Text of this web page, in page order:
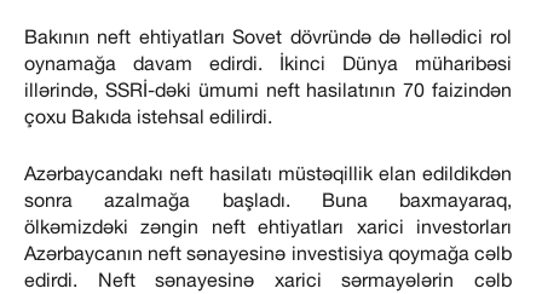
Bakının neft ehtiyatları Sovet dövründə də həllədici rol
oynamağa davam edirdi. İkinci Dünya müharibəsi
illərində, SSRİ-dəki ümumi neft hasilatının 70 faizindən
çoxu Bakıda istehsal edilirdi.
Azərbaycandakı neft hasilatı müstəqillik elan edildikdən
sonra azalmağa başladı. Buna baxmayaraq,
ölkəmizdəki zəngin neft ehtiyatları xarici investorları
Azərbaycanın neft sənayesinə investisiya qoymağa cəlb
edirdi. Neft sənayesinə xarici sərmayələrin cəlb